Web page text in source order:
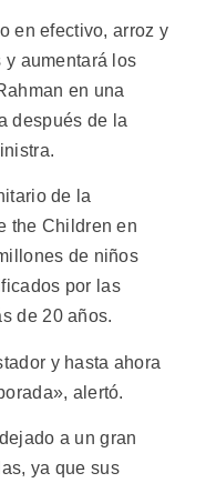
en efectivo, arroz y
y aumentará los
en una
después de la
de la
the Children en
de niños
por las
de 20 años.
y hasta ahora
alertó.
a un gran
ya que sus